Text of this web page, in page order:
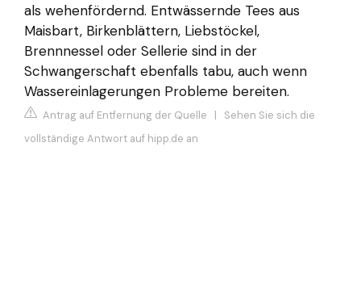
als wehenfördernd. Entwässernde Tees aus
Maisbart, Birkenblättern, Liebstöckel,
Brennnessel oder Sellerie sind in der
Schwangerschaft ebenfalls tabu, auch wenn
Wassereinlagerungen Probleme bereiten.
Antrag auf Entfernung der Quelle | Sehen Sie sich die
vollständige Antwort auf hipp.de an